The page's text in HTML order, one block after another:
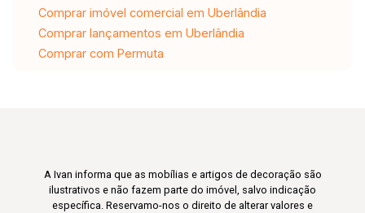
Comprar imóvel comercial em Uberlândia
Comprar lançamentos em Uberlândia
Comprar com Permuta
A Ivan informa que as mobílias e artigos de decoração são
ilustrativos e não fazem parte do imóvel, salvo indicação
específica. Reservamo-nos o direito de alterar valores e